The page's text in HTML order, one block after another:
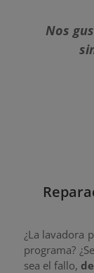
Nos
¿La lavadora
programa?
sea el fallo,